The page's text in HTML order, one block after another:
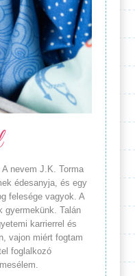
nevem J.K. Torma
édesanyja, és egy
felesége vagyok. A
gyermekünk. Talán
karrierrel és
vajon miért fogtam
foglalkozó